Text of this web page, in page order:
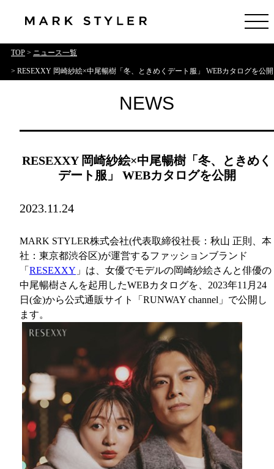
TOP > ニュース一覧
> RESEXXY 岡崎紗絵×中尾暢樹「冬、ときめくデート服」 WEBカタログを公開
NEWS
RESEXXY 岡崎紗絵×中尾暢樹「冬、ときめく
デート服」 WEBカタログを公開
2023.11.24
MARK STYLER株式会社(代表取締役社長：秋山 正則、本
社：東京都渋谷区)が運営するファッションブランド
「 RESEXXY 」は、女優でモデルの岡崎紗絵さんと俳優の
中尾暢樹さんを起用したWEBカタログを、2023年11月24
日(金)から公式通販サイト「RUNWAY channel」で公開し
ます。